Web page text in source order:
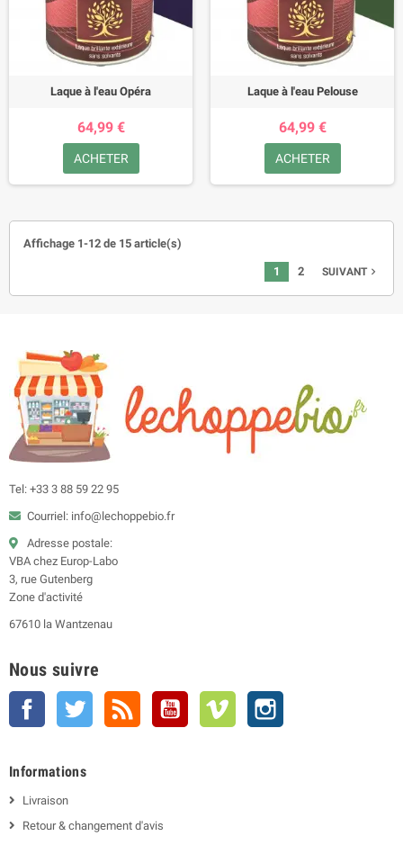
Laque à l'eau Opéra
64,99 €
ACHETER
Laque à l'eau Pelouse
64,99 €
ACHETER
Affichage 1-12 de 15 article(s)
1 2 SUIVANT
Tel: +33 3 88 59 22 95
Courriel: info@lechoppebio.fr
Adresse postale:
VBA chez Europ-Labo
3, rue Gutenberg
Zone d'activité
67610 la Wantzenau
Nous suivre
Facebook Twitter YouTube Vimeo
Informations
Livraison
Retour & changement d'avis